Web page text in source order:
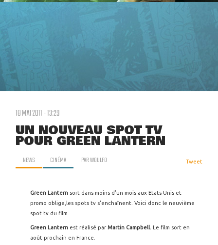
18 MAI 2011 - 13:29
UN NOUVEAU SPOT TV
POUR GREEN LANTERN
NEWS CINÉMA PARWOULFO Tweet
Green Lantern sort dans moins d'un mois aux Etats-Unis et
promo oblige,les spots tv s'enchaînent. Voici donc le neuvième
spot tv du film.
Green Lantern est réalisé parMartin Campbell. Le film sort en
août prochain en France.